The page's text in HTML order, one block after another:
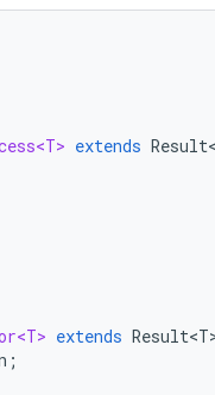
extends
extends
;